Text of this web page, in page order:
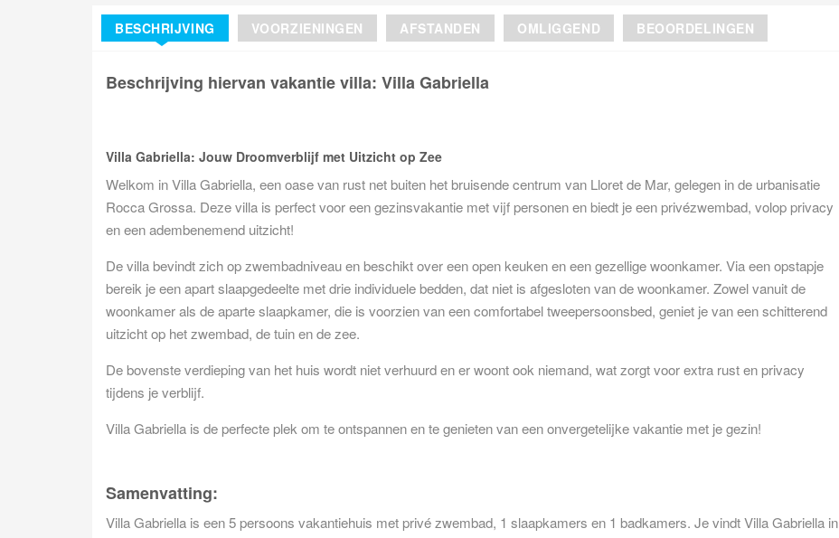
BESCHRIJVING VOORZIENINGEN AFSTANDEN OMLIGGEND BEOORDELINGEN
Beschrijving hiervan vakantie villa: Villa Gabriella
Villa Gabriella: Jouw Droomverblijf met Uitzicht op Zee
Welkom in Villa Gabriella, een oase van rust net buiten het bruisende centrum van Lloret de Mar, gelegen in de urbanisatie
Rocca Grossa. Deze villa is perfect voor een gezinsvakantie met vijf personen en biedt je een privézwembad, volop privacy
en een adembenemend uitzicht!
De villa bevindt zich op zwembadniveau en beschikt over een open keuken en een gezellige woonkamer. Via een opstapje
bereik je een apart slaapgedeelte met drie individuele bedden, dat niet is afgesloten van de woonkamer. Zowel vanuit de
woonkamer als de aparte slaapkamer, die is voorzien van een comfortabel tweepersoonsbed, geniet je van een schitterend
uitzicht op het zwembad, de tuin en de zee.
De bovenste verdieping van het huis wordt niet verhuurd en er woont ook niemand, wat zorgt voor extra rust en privacy
tijdens je verblijf.
Villa Gabriella is de perfecte plek om te ontspannen en te genieten van een onvergetelijke vakantie met je gezin!
Samenvatting:
Villa Gabriella is een 5 persoons vakantiehuis met privé zwembad, 1 slaapkamers en 1 badkamers. Je vindt Villa Gabriella in